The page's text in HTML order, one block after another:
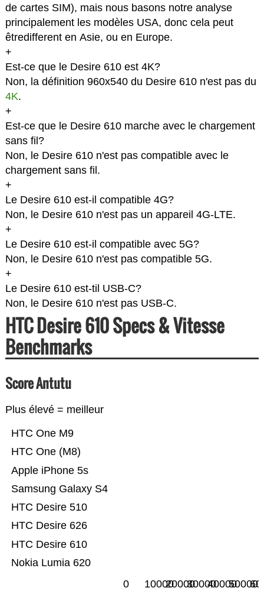
de cartes SIM), mais nous basons notre analyse
principalement les modèles USA, donc cela peut
êtredifferent en Asie, ou en Europe.
+
Est-ce que le Desire 610 est 4K?
Non, la définition 960x540 du Desire 610 n'est pas du
4K.
+
Est-ce que le Desire 610 marche avec le chargement
sans fil?
Non, le Desire 610 n'est pas compatible avec le
chargement sans fil.
+
Le Desire 610 est-il compatible 4G?
Non, le Desire 610 n'est pas un appareil 4G-LTE.
+
Le Desire 610 est-il compatible avec 5G?
Non, le Desire 610 n'est pas compatible 5G.
+
Le Desire 610 est-til USB-C?
Non, le Desire 610 n'est pas USB-C.
HTC Desire 610 Specs & Vitesse
Benchmarks
Score Antutu
Plus élevé = meilleur
Nokia Lumia 620
HTC Desire 610
HTC Desire 626
HTC Desire 510
Samsung Galaxy S4
Apple iPhone 5s
HTC One (M8)
HTC One M9
0 1000020000300004000050000